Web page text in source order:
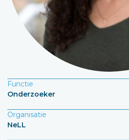
Functie
Onderzoeker
Organisatie
NeLL